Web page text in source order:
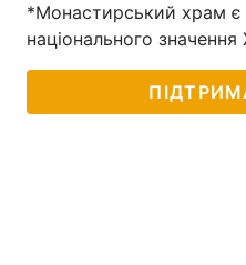
*Монастирський храм є
національного значення